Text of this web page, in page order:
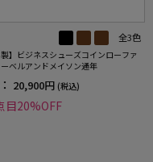
全3色
製】ビジネスシューズコインローファ
ベルアンドメイソン通年
20,900円 (税込)
20%OFF